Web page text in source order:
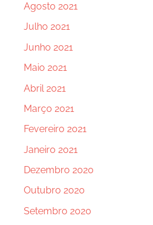
Agosto 2021
Julho 2021
Junho 2021
Maio 2021
Abril 2021
Março 2021
Fevereiro 2021
Janeiro 2021
Dezembro 2020
Outubro 2020
Setembro 2020